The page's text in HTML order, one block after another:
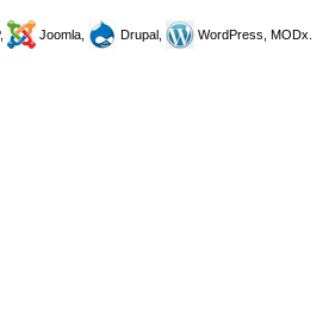
Joomla, Drupal, WordPress, MODx.